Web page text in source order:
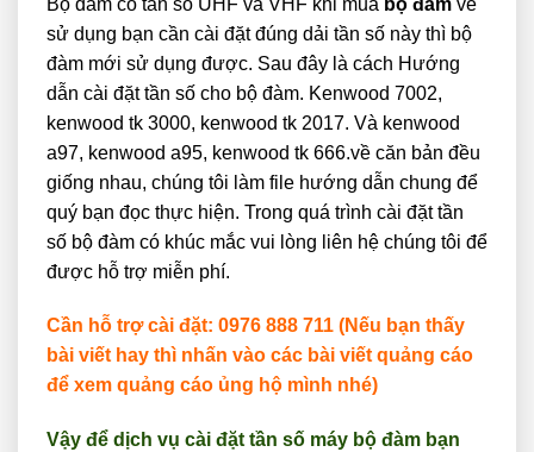
sử dụng bạn cần cài đặt đúng dải tần số này thì bộ
đàm mới sử dụng được. Sau đây là cách Hướng
dẫn cài đặt tần số cho bộ đàm. Kenwood 7002,
kenwood tk 3000, kenwood tk 2017. Và kenwood
a97, kenwood a95, kenwood tk 666.về căn bản đều
giống nhau, chúng tôi làm file hướng dẫn chung để
quý bạn đọc thực hiện. Trong quá trình cài đặt tần
số bộ đàm có khúc mắc vui lòng liên hệ chúng tôi để
được hỗ trợ miễn phí.
Cần hỗ trợ cài đặt: 0976 888 711 (Nếu bạn thấy
bài viết hay thì nhấn vào các bài viết quảng cáo
để xem quảng cáo ủng hộ mình nhé)
Vậy để dịch vụ cài đặt tần số máy bộ đàm bạn